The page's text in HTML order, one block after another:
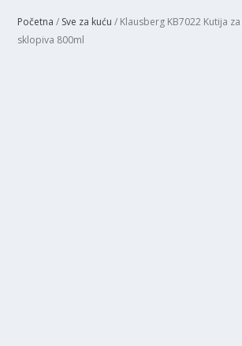
Početna / Sve za kuću / Klausberg KB7022 Kutija
sklopiva 800ml